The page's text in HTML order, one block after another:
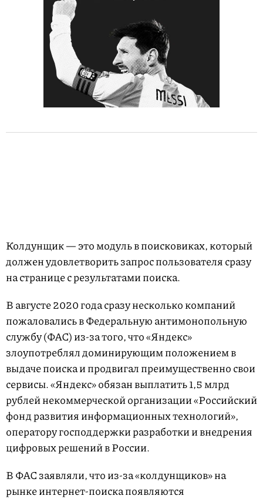
Колдунщик — это модуль в поисковиках, который
должен удовлетворить запрос пользователя сразу
на странице с результатами поиска.
В августе 2020 года сразу несколько компаний
пожаловались в Федеральную антимонопольную
службу (ФАС) из-за того, что «Яндекс»
злоупотреблял доминирующим положением в
выдаче поиска и продвигал преимущественно свои
сервисы. «Яндекс» обязан выплатить 1,5 млрд
рублей некоммерческой организации «Российский
фонд развития информационных технологий»,
оператору господдержки разработки и внедрения
цифровых решений в России.
В ФАС заявляли, что из-за «колдунщиков» на
рынке интернет-поиска появляются